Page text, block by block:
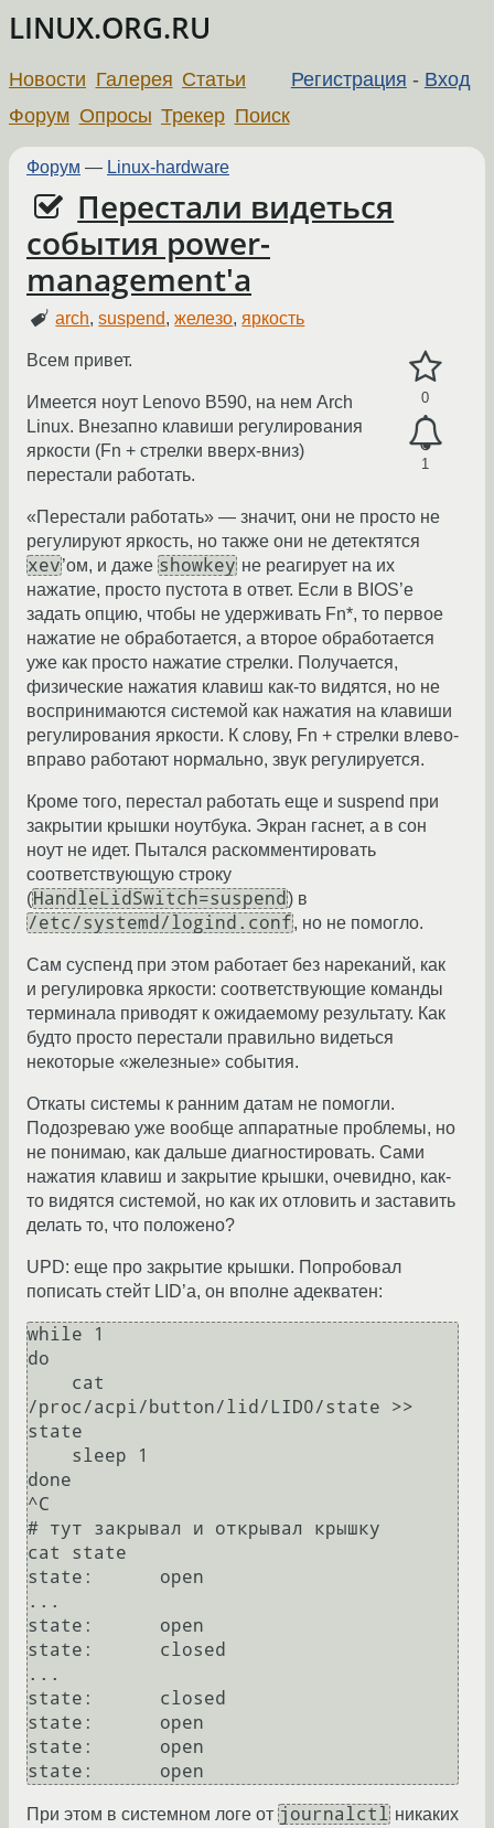
LINUX.ORG.RU
Регистрация - Вход
Новости Галерея Статьи
Форум Опросы Трекер Поиск
Форум — Linux-hardware
Перестали видеться
события power-
management'а
arch,suspend,железо,яркость
0
1
Всем привет.
Имеется ноут Lenovo B590, на нем Arch
Linux. Внезапно клавиши регулирования
яркости (Fn + стрелки вверх-вниз)
перестали работать.
«Перестали работать» — значит, они не просто не
регулируют яркость, но также они не детектятся
xev’ом, и даже showkey не реагирует на их
нажатие, просто пустота в ответ. Если в BIOS’е
задать опцию, чтобы не удерживать Fn*, то первое
нажатие не обработается, а второе обработается
уже как просто нажатие стрелки. Получается,
физические нажатия клавиш как-то видятся, но не
воспринимаются системой как нажатия на клавиши
регулирования яркости. К слову, Fn + стрелки влево-
вправо работают нормально, звук регулируется.
Кроме того, перестал работать еще и suspend при
закрытии крышки ноутбука. Экран гаснет, а в сон
ноут не идет. Пытался раскомментировать
соответствующую строку
(HandleLidSwitch=suspend ) в
/etc/systemd/logind.conf, но не помогло.
Сам суспенд при этом работает без нареканий, как
и регулировка яркости: соответствующие команды
терминала приводят к ожидаемому результату. Как
будто просто перестали правильно видеться
некоторые «железные» события.
Откаты системы к ранним датам не помогли.
Подозреваю уже вообще аппаратные проблемы, но
не понимаю, как дальше диагностировать. Сами
нажатия клавиш и закрытие крышки, очевидно, как-
то видятся системой, но как их отловить и заставить
делать то, что положено?
UPD: еще про закрытие крышки. Попробовал
пописать стейт LID’а, он вполне адекватен:
while 1
do
/proc/acpi/button/lid/LID0/state >>
state
done
^C
# тут закрывал и открывал крышку
cat state
state:      open
...
state:      open
state:      closed
...
state:      closed
state:      open
state:      open
При этом в системном логе от journalctl никаких